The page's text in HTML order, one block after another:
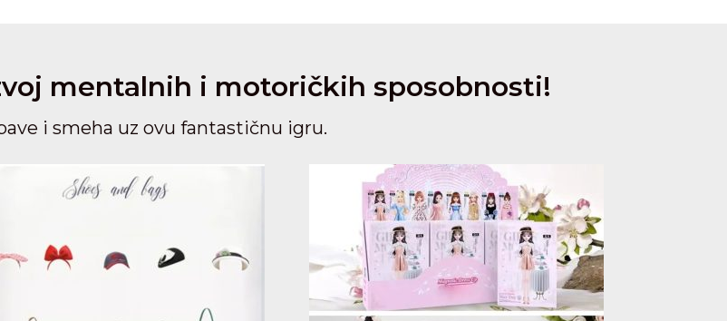
mentalnih i motoričkih sposobnosti!
i smeha uz ovu fantastičnu igru.